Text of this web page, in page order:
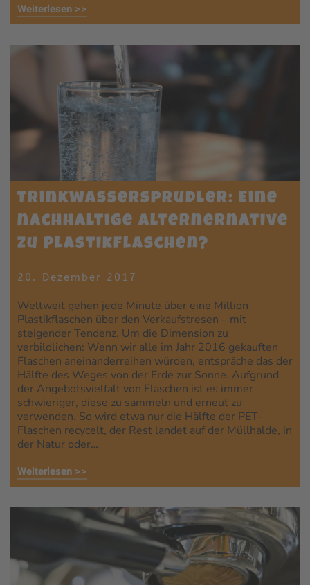
Weiterlesen >>
Trinkwassersprudler: Eine
nachhaltige Alternernative
zu Plastikflaschen?
20. Dezember 2017
Weltweit gehen jede Minute über eine Million
Plastikflaschen über den Verkaufstresen – mit
steigender Tendenz. Um die Dimension zu
verbildlichen: Wenn wir alle im Jahr 2016 gekauften
Flaschen aneinanderreihen würden, entspräche das der
Hälfte des Weges von der Erde zur Sonne. Aufgrund
der Angebotsvielfalt von Flaschen ist es immer
schwieriger, diese zu sammeln und erneut zu
verwenden. So wird etwa nur die Hälfte der PET-
Flaschen recycelt, der Rest landet auf der Müllhalde, in
der Natur oder…
Weiterlesen >>